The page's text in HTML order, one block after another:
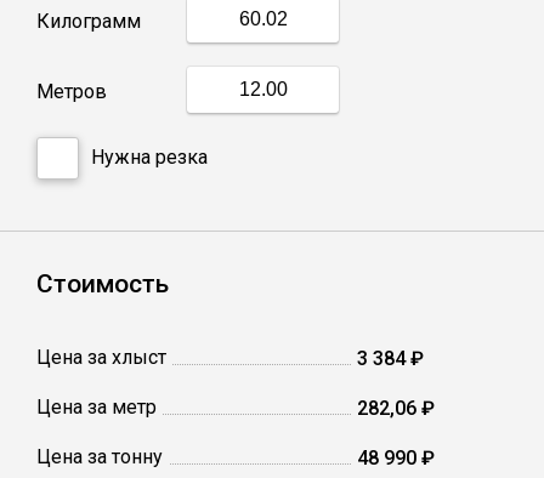
Полоса
Килограмм
Метров
Нужна резка
Стоимость
Цена за хлыст 3 384 ₽
Цена за метр 282,06 ₽
Цена за тонну 48 990 ₽